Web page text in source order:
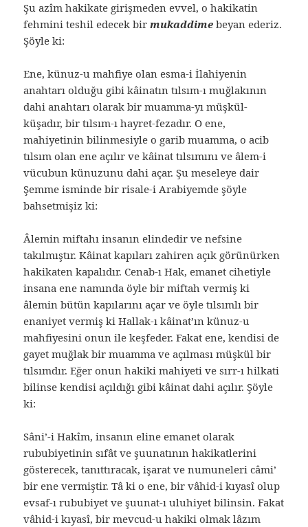
Şu azîm hakikate girişmeden evvel, o hakikatin
fehmini teshil edecek birmukaddime beyan ederiz.
Şöyle ki:
Ene, künuz-u mahfiye olan esma-i İlahiyenin
anahtarı olduğu gibi kâinatın tılsım-ı muğlakının
dahi anahtarı olarak bir muamma-yı müşkül-
küşadır, bir tılsım-ı hayret-fezadır. O ene,
mahiyetinin bilinmesiyle o garib muamma, o acib
tılsım olan ene açılır ve kâinat tılsımını ve âlem-i
vücubun künuzunu dahi açar. Şu meseleye dair
Şemme isminde bir risale-i Arabiyemde şöyle
bahsetmişiz ki:
Âlemin miftahı insanın elindedir ve nefsine
takılmıştır. Kâinat kapıları zahiren açık görünürken
hakikaten kapalıdır. Cenab-ı Hak, emanet cihetiyle
insana ene namında öyle bir miftah vermiş ki
âlemin bütün kapılarını açar ve öyle tılsımlı bir
enaniyet vermiş ki Hallak-ı kâinat’ın künuz-u
mahfiyesini onun ile keşfeder. Fakat ene, kendisi de
gayet muğlak bir muamma ve açılması müşkül bir
tılsımdır. Eğer onun hakiki mahiyeti ve sırr-ı hilkati
bilinse kendisi açıldığı gibi kâinat dahi açılır. Şöyle
ki:
Sâni’-i Hakîm, insanın eline emanet olarak
rububiyetinin sıfât ve şuunatının hakikatlerini
gösterecek, tanıttıracak, işarat ve numuneleri câmi’
bir ene vermiştir. Tâ ki o ene, bir vâhid-i kıyasî olup
evsaf-ı rububiyet ve şuunat-ı uluhiyet bilinsin. Fakat
vâhid-i kıyasî, bir mevcud-u hakiki olmak lâzım